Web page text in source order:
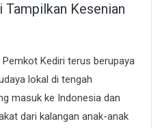
Kesenian
Kediri terus berupaya
lokal di tengah
masuk ke Indonesia dan
dari kalangan anak-anak